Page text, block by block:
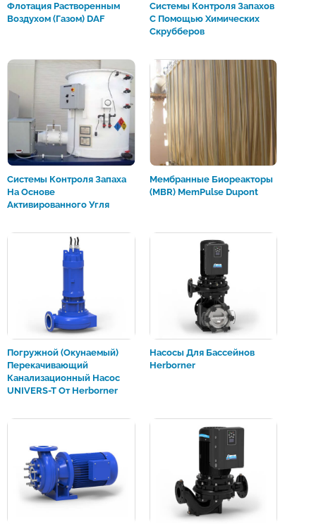
Флотация Растворенным
Воздухом (газом) DAF
Системы Контроля Запахов
С Помощью Химических
Скрубберов
Системы Контроля Запаха
На Основе
Активированного Угля
Мембранные Биореакторы
(MBR) MemPulse Dupont
Погружной (окунаемый)
Перекачивающий
Канализационный Насос
UNIVERS-T От Herborner
Насосы Для Бассейнов
Herborner